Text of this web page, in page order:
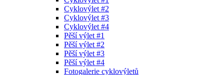
Cyklovýlet #2
Cyklovýlet #3
Cyklovýlet #4
Pěší výlet #1
Pěší výlet #2
Pěší výlet #3
Pěší výlet #4
Fotogalerie cyklovýletů